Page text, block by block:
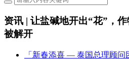
资讯 | 让盐碱地开出“花”，
被解开
「新春添喜 — 泰国总理顾问